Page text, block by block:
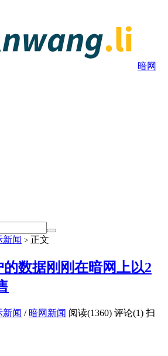
暗网
新闻 > 正文
数据刚刚在暗网上以2
新闻 / 暗网新闻 阅读(1360) 评论(1) 扫